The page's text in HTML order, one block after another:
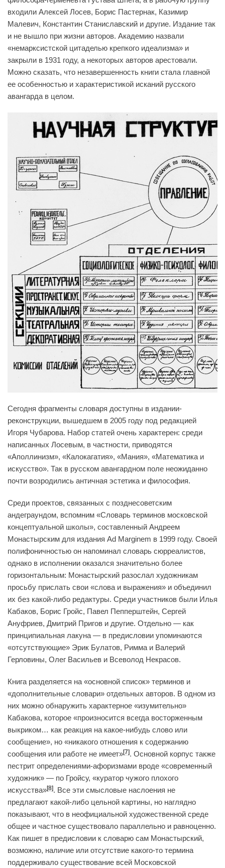
входили Алексей Лосев, Борис Пастернак, Казимир
Малевич, Константин Станиславский и другие. Издание так
и не вышло при жизни авторов. Академию назвали
«немарксистской цитаделью крепкого идеализма» и
закрыли в 1931 году, а некоторых авторов арестовали.
Можно сказать, что незавершенность книги стала главной
ее особенностью и характеристикой исканий русского
авангарда в целом.
Сегодня фрагменты словаря доступны в издании-
реконструкции, вышедшем в 2005 году под редакцией
Игоря Чубарова. Набор статей очень характерен: среди
написанных Лосевым, в частности, приводятся
«Аполлинизм», «Калокагатия», «Мания», «Математика и
искусство». Так в русском авангардном поле неожиданно
почти возродились античная эстетика и философия.
Среди проектов, связанных с позднесоветским
андеграундом, вспомним «Словарь терминов московской
концептуальной школы», составленный Андреем
Монастырским для издания Ad Marginem в 1999 году. Своей
полифоничностью он напоминал словарь сюрреалистов,
однако в исполнении оказался значительно более
горизонтальным: Монастырский разослал художникам
просьбу прислать свои «слова и выражения» и объединил
их без какой-либо редактуры. Среди участников были Илья
Кабаков, Борис Гройс, Павел Пепперштейн, Сергей
Ануфриев, Дмитрий Пригов и другие. Отдельно — как
принципиальная лакуна — в предисловии упоминаются
«отсутствующие» Эрик Булатов, Римма и Валерий
Герловины, Олег Васильев и Всеволод Некрасов.
Книга разделяется на «основной список» терминов и
«дополнительные словари» отдельных авторов. В одном из
них можно обнаружить характерное «изумительно»
Кабакова, которое «произносится всегда восторженным
выкриком… как реакция на какое-нибудь слово или
сообщение», но «никакого отношения к содержанию
сообщения или работе не имеет»[7]. Основной корпус также
пестрит определениями-афоризмами вроде «современный
художник» — по Гройсу, «куратор чужого плохого
искусства»[8]. Все эти смысловые наслоения не
предлагают какой-либо цельной картины, но наглядно
показывают, что в неофициальной художественной среде
общее и частное существовало параллельно и равноценно.
Как пишет в предисловии к словарю сам Монастырский,
возможно, наличие или отсутствие какого-то термина
поддерживало существование всей Московской